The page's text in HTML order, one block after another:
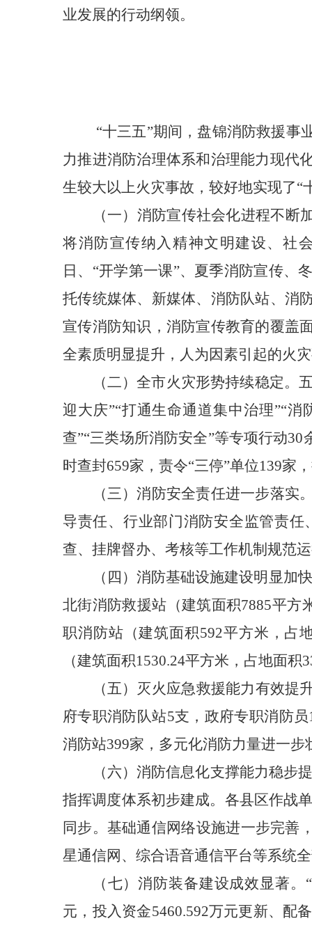
业发展的行动纲领。
“十三五”期间，盘锦消防救援事
力推进消防治理体系和治理能力现代
生较大以上火灾事故，较好地实现了“
（一）消防宣传社会化进程不断
将消防宣传纳入精神文明建设、社
日、“开学第一课”、夏季消防宣传、
托传统媒体、新媒体、消防队站、消
宣传消防知识，消防宣传教育的覆盖
全素质明显提升，人为因素引起的火
（二）全市火灾形势持续稳定。
迎大庆”“打通生命通道集中治理”“
查”“三类场所消防安全”等专项行动
时查封659家，责令“三停”单位139家
（三）消防安全责任进一步落实
导责任、行业部门消防安全监管责
查、挂牌督办、考核等工作机制规范
（四）消防基础设施建设明显加
北街消防救援站（建筑面积7885平方
职消防站（建筑面积592平方米，占
（建筑面积1530.24平方米，占地面
（五）灭火应急救援能力有效提
府专职消防队站5支，政府专职消防
消防站399家，多元化消防力量进一步
（六）消防信息化支撑能力稳步
指挥调度体系初步建成。各县区作战
同步。基础通信网络设施进一步完善
星通信网、综合语音通信平台等系统
（七）消防装备建设成效显著。
元，投入资金5460.592万元更新、配